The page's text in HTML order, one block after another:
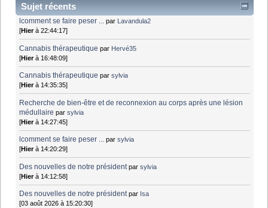
Sujet récents
lcomment se faire peser ... par
Lavandula2
[Hierà 22:44:17]
Cannabis thérapeutique par Hervé35
[Hierà 16:48:09]
Cannabis thérapeutique parsylvia
[Hierà 14:35:35]
Recherche de bien-être et de reconnexion au corps après une lésion
médullaire parsylvia
[Hierà 14:27:45]
lcomment se faire peser ... parsylvia
[Hierà 14:20:29]
Des nouvelles de notre président parsylvia
[Hierà 14:12:58]
Des nouvelles de notre président par Isa
[03 août 2026 à 15:20:30]